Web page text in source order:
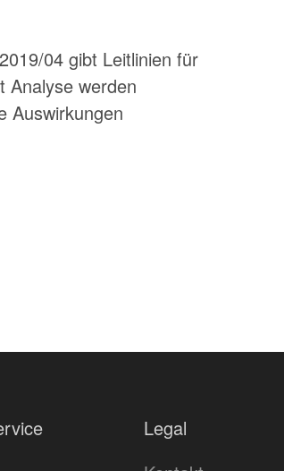
04 gibt Leitlinien für
Analyse werden
Auswirkungen
Legal